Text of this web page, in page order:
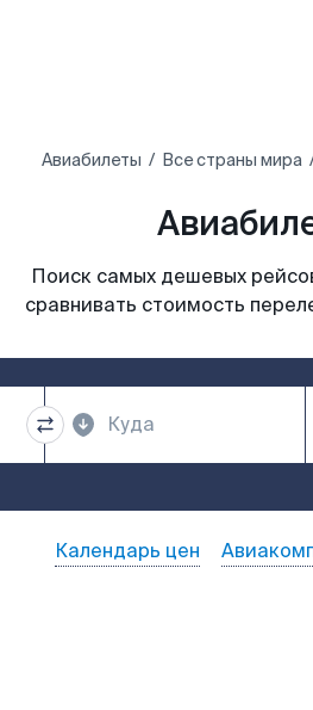
Авиабилеты Все страны мира
Поиск самых дешевых
сравнивать стоимость
Календарь цен